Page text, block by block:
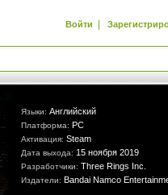
Войти |
Языки: Английский
Платформа: PC
Активация: Steam
Дата выхода: 15 ноября 2019
Разработчики: Three Rings Inc.
Издатели: Bandai Namco